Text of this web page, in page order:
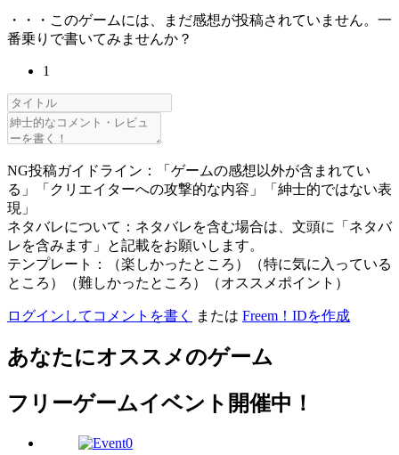
・・・このゲームには、まだ感想が投稿されていません。一
番乗りで書いてみませんか？
1
NG投稿ガイドライン：「ゲームの感想以外が含まれてい
る」「クリエイターへの攻撃的な内容」「紳士的ではない表
現」
ネタバレについて：ネタバレを含む場合は、文頭に「ネタバ
レを含みます」と記載をお願いします。
テンプレート：（楽しかったところ）（特に気に入っている
ところ）（難しかったところ）（オススメポイント）
ログインしてコメントを書く または Freem！IDを作成
あなたにオススメのゲーム
フリーゲームイベント開催中！